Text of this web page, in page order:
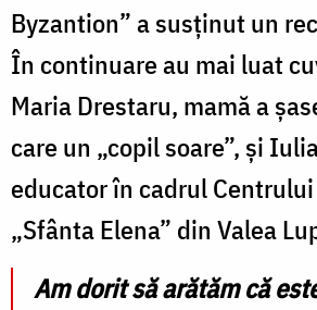
Byzantion” a susținut un
În continuare au mai luat
Maria Drestaru, mamă a
care un „copil soare”, și
educator în cadrul
„Sfânta Elena” din Valea
Am dorit să arătăm că